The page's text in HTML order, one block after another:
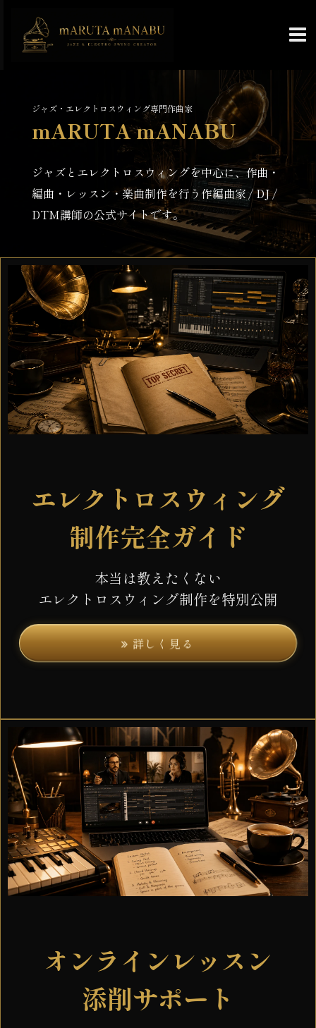
ジャズ・エレクトロスウィング専門作曲家
mARUTA mANABU
ジャズとエレクトロスウィングを中心に、作曲・
編曲・レッスン・楽曲制作を行う 作編曲家 / DJ /
DTM講師の公式サイトです。
エレクトロスウィング
制作完全ガイド
本当は教えたくない
エレクトロスウィング制作を特別公開
詳しく見る
オンラインレッスン
添削サポート